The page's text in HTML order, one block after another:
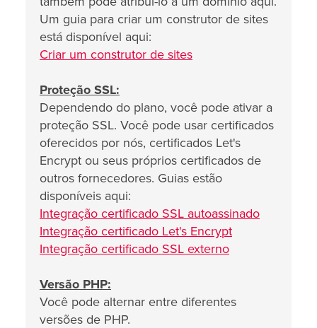
Um guia para criar um construtor de sites
está disponível aqui:
Criar um construtor de sites
Proteção SSL:
Dependendo do plano, você pode ativar a
proteção SSL. Você pode usar certificados
oferecidos por nós, certificados Let's
Encrypt ou seus próprios certificados de
outros fornecedores. Guias estão
disponíveis aqui:
Integração certificado SSL autoassinado
Integração certificado Let's Encrypt
Integração certificado SSL externo
Versão PHP:
Você pode alternar entre diferentes
versões de PHP.